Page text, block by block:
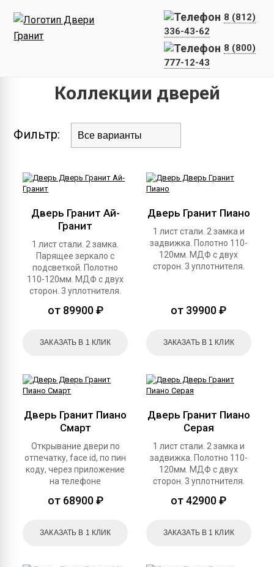
8 (812)
336-43-62
8 (800)
777-12-43
Коллекции дверей
Фильтр:
Дверь Гранит Ай-
Гранит
1 лист стали. 2 замка.
Парящее зеркало с
подсветкой. Полотно
110-120мм. МДФ с двух
сторон. 3 уплотнителя.
от 89900 ₽
ЗАКАЗАТЬ В 1 КЛИК
Дверь Гранит Пиано
1 лист стали. 2 замка и
задвижка. Полотно 110-
120мм. МДФ с двух
сторон. 3 уплотнителя.
от 39900 ₽
ЗАКАЗАТЬ В 1 КЛИК
Дверь Гранит Пиано
Смарт
Открывание двери по
отпечатку, face id, по пин
коду, через приложение
на телефоне
от 68900 ₽
ЗАКАЗАТЬ В 1 КЛИК
Дверь Гранит Пиано
Серая
1 лист стали. 2 замка и
задвижка. Полотно 110-
120мм. МДФ с двух
сторон. 3 уплотнителя.
от 42900 ₽
ЗАКАЗАТЬ В 1 КЛИК